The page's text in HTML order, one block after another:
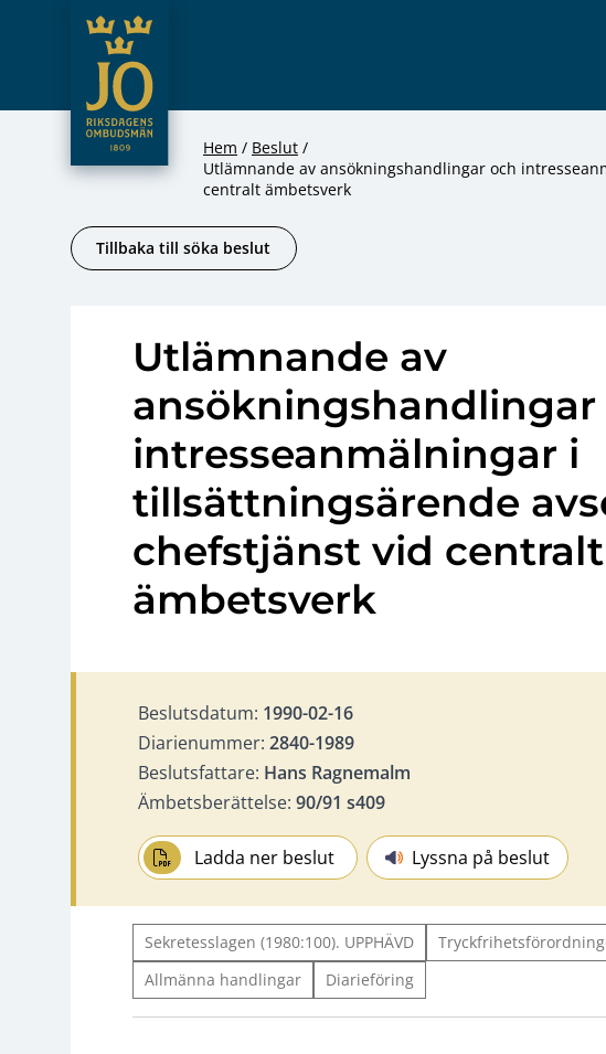
Hoppa till innehåll
JO – Riksdagens Ombudsmän
Hem
Beslut
Utlämnande av ansökningshandlingar och
centralt ämbetsverk
Tillbaka till söka beslut
Utlämnande av
ansökningshandlingar
intresseanmälningar i
tillsättningsärende
chefstjänst vid centralt
ämbetsverk
Beslutsdatum: 1990-02-16
Diarienummer: 2840-1989
Beslutsfattare: Hans Ragnemalm
Ämbetsberättelse: 90/91 s409
Ladda ner beslut Lyssna på beslut
Sekretesslagen (1980:100). UPPHÄVD
Allmänna handlingar
Diarieföring